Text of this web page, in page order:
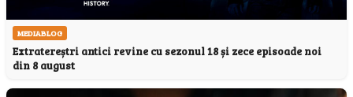
MEDIABLOG
Extratereștri antici revine cu sezonul 18 și zece episoade noi
din 8 august